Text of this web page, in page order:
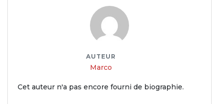
AUTEUR
Marco
Cet auteur n'a pas encore fourni de biographie.